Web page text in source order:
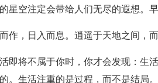
星空注定会带给人们无尽的遐想。早
作，日入而息。逍遥于天地之间，
即将不属于你时，你才会发现：生
。生活注重的是过程，而不是结局。